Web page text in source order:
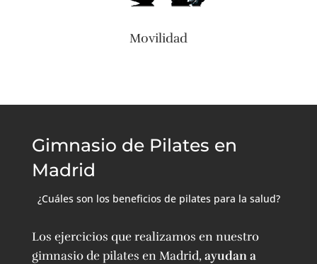
Movilidad
Gimnasio de Pilates en
Madrid
¿Cuáles son los beneficios de pilates para la salud?
Los ejercicios que realizamos en nuestro
gimnasio de pilates en Madrid,ayudan a